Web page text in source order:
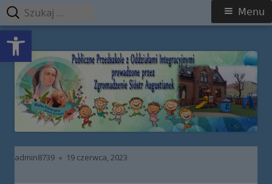
Open toolbar
Przeskocz
treści
Publiczne Przedszkole z Oddziałami
Integracyjnymi prowadzone przez
Zgromadzenie Sióstr Augustianek
Menu
główne
Menu
Autor
admin8739 Opublikowano
19 czerwca, 2023